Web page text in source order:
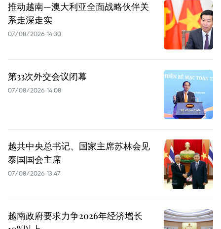
推动越南—澳大利亚全面战略伙伴关
系走深走实
07/08/2026 14:30
第33次外交会议闭幕
07/08/2026 14:08
越共中央总书记、国家主席苏林会见
泰国国会主席
07/08/2026 13:47
越南政府要求力争2026年经济增长